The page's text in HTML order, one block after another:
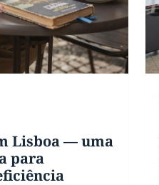
Lisboa — uma
para